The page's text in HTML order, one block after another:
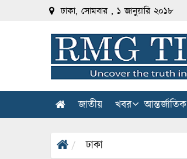
ঢাকা, সোমবার , ১ জানুয়ারি ২০১৮
জাতীয় খবর আন্তর্জাতিক
ঢাকা